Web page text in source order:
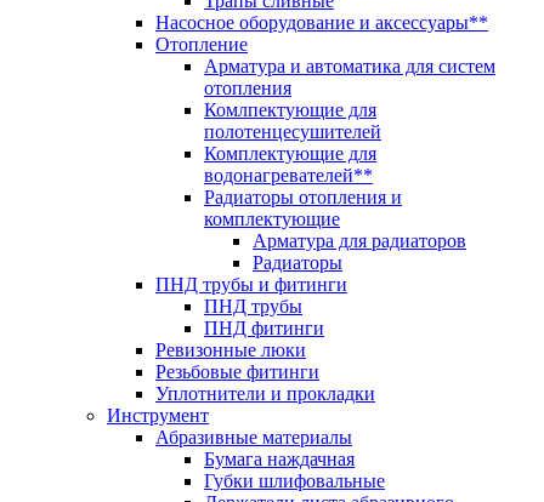
Насосное оборудование и аксессуары**
Отопление
Арматура и автоматика для систем
отопления
Комлпектующие для
полотенцесушителей
Комплектующие для
водонагревателей**
Радиаторы отопления и
комплектующие
Арматура для радиаторов
Радиаторы
ПНД трубы и фитинги
ПНД трубы
ПНД фитинги
Ревизонные люки
Резьбовые фитинги
Уплотнители и прокладки
Инструмент
Абразивные материалы
Бумага наждачная
Губки шлифовальные